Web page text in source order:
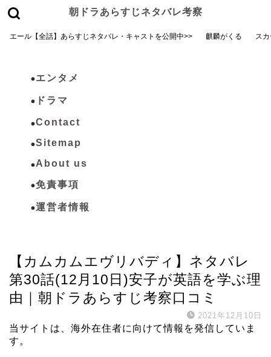
朝ドラあらすじネタバレ考察
エール【全話】あらすじネタバレ・キャストを公開中>> 麒麟がくる ス
エンタメ
ドラマ
Contact
Sitemap
About us
免責事項
運営者情報
【カムカムエヴリバディ】ネタバレ
第30話(12月10日)安子が英語を学ぶ理
由｜朝ドラあらすじ考察口コミ
2021年12月10日
当サイトは、海外在住者に向けて情報を発信していま
す。